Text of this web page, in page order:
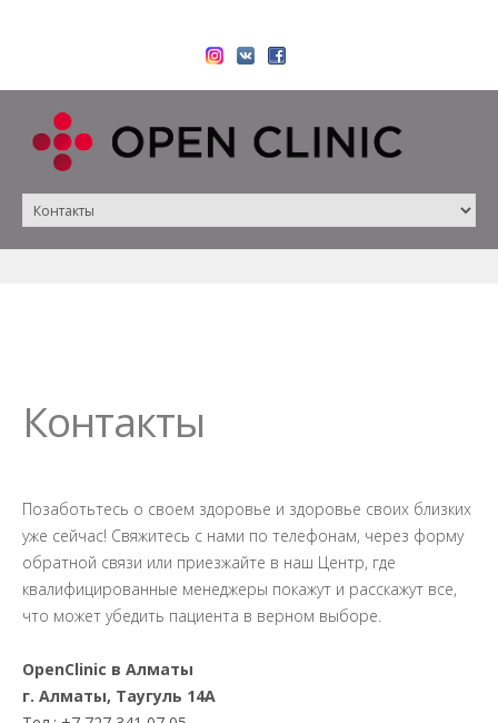
Контакты
Позаботьтесь о своем здоровье и здоровье своих близких
уже сейчас! Свяжитесь с нами по телефонам, через форму
обратной связи или приезжайте в наш Центр, где
квалифицированные менеджеры покажут и расскажут все,
что может убедить пациента в верном выборе.
OpenClinic в Алматы
г. Алматы, Таугуль 14А